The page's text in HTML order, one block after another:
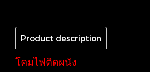
Product description
โคมไฟติดผนัง